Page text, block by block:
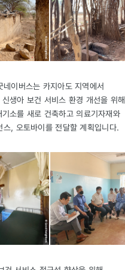
네이버스는 카지아도 지역에서
생아 보건 서비스 환경 개선을 위해
기소를 새로 건축하고 의료기자재와
스, 오토바이를 전달할 계획입니다.